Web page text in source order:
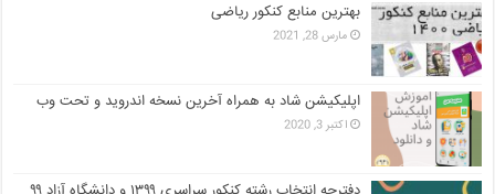
بهترین منابع کنکور ریاضی
مارس 28, 2021
اپلیکیشن شاد به همراه آخرین نسخه اندروید و تحت وب
اکتبر 3, 2020